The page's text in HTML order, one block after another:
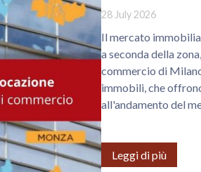
28 July 2026
Il mercato
a seconda della
commercio di
immobili, che
all'andamento del
Monza e Lodi: cosa
Leggi di più